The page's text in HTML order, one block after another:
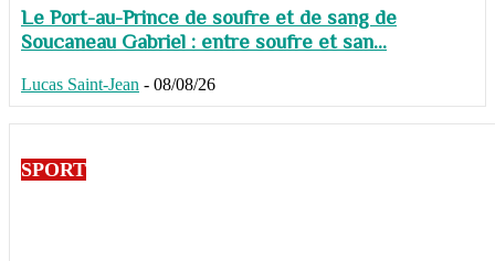
Le Port-au-Prince de soufre et de sang de
Soucaneau Gabriel : entre soufre et san...
Lucas Saint-Jean - 08/08/26
SPORT